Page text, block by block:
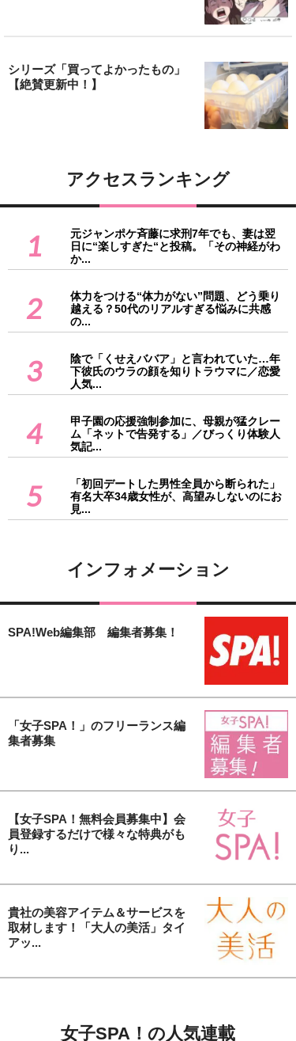
シリーズ「買ってよかったもの」
【絶賛更新中！】
アクセスランキング
1
元ジャンポケ斉藤に求刑7年でも、妻は翌
日に“楽しすぎた“と投稿。「その神経がわ
か...
2
体力をつける“体力がない”問題、どう乗り
越える？50代のリアルすぎる悩みに共感
の...
3
陰で「くせえババア」と言われていた…年
下彼氏のウラの顔を知りトラウマに／恋愛
人気...
4
甲子園の応援強制参加に、母親が猛クレー
ム「ネットで告発する」／びっくり体験人
気記...
5
「初回デートした男性全員から断られた」
有名大卒34歳女性が、高望みしないのにお
見...
インフォメーション
SPA!Web編集部 編集者募集！
「女子SPA！」のフリーランス編
集者募集
【女子SPA！無料会員募集中】会
員登録するだけで様々な特典がも
り...
貴社の美容アイテム＆サービスを
取材します！「大人の美活」タイ
アッ...
女子SPA！の人気連載